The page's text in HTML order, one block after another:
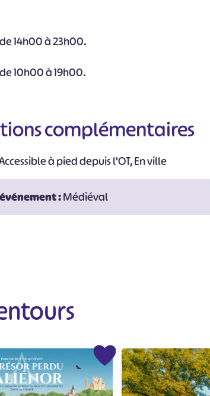
14h00 à 23h00.
10h00 à 19h00.
complémentaires
à pied depuis l'OT, En ville
:Médiéval
# # #